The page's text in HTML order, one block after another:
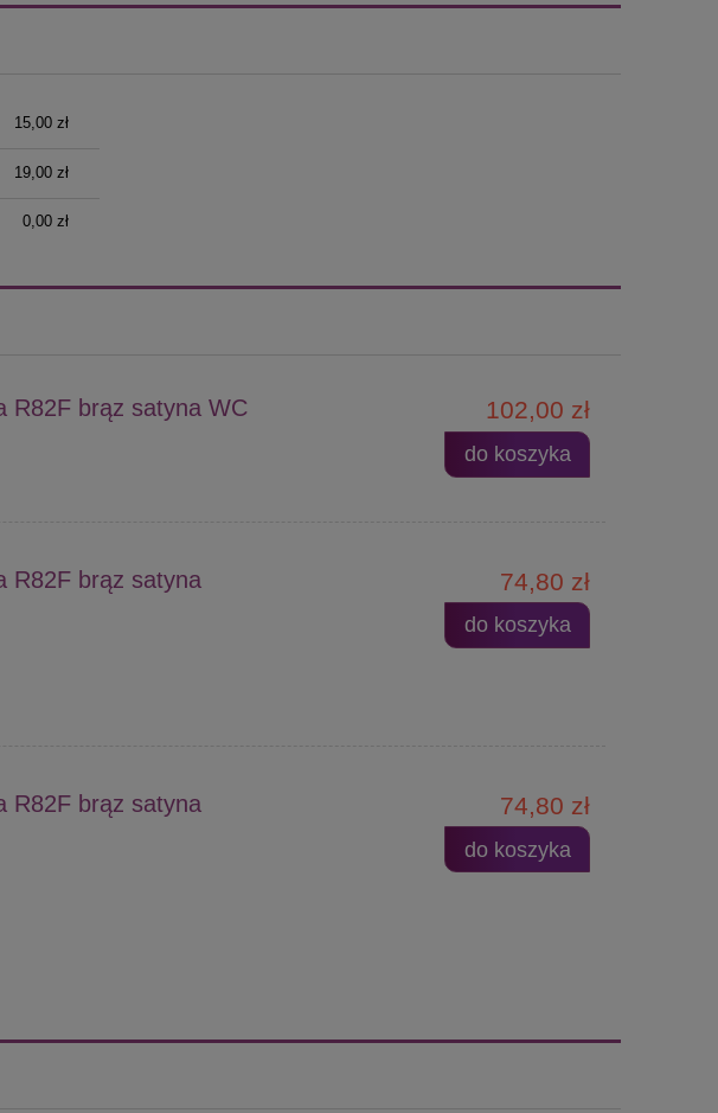
15,00 zł
19,00 zł
0,00 zł
R82F brąz satyna WC 102,00 zł
do koszyka
R82F brąz satyna
74,80 zł
do koszyka
R82F brąz satyna
74,80 zł
do koszyka